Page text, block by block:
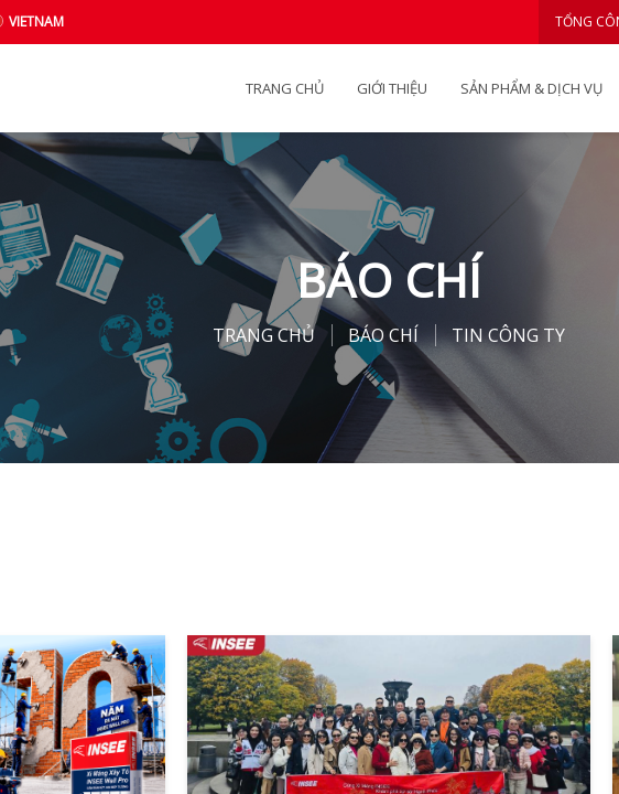
VIETNAM TỔNG
TRANG CHỦ GIỚI THIỆU SẢN PHẨM & DỊCH VỤ
BÁO CHÍ
TRANG CHỦ BÁO CHÍ TIN CÔNG TY